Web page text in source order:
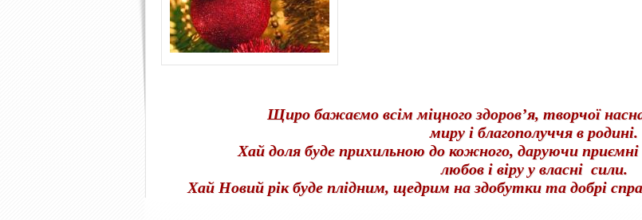
Щиро бажаємо всім міцного здоров’я, творчої
миру і благополуччя в родині.
Хай доля буде прихильною до кожного, даруючи приємні
любов і віру у власні сили.
Хай Новий рік будеплідним, щедрим на здобутки та добрі с